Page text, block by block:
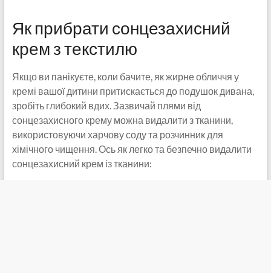
Як прибрати сонцезахисний
крем з текстилю
Якщо ви панікуєте, коли бачите, як жирне обличчя у
кремі вашої дитини притискається до подушок дивана,
зробіть глибокий вдих. Зазвичай плями від
сонцезахисного крему можна видалити з тканини,
використовуючи харчову соду та розчинник для
хімічного чищення. Ось як легко та безпечно видалити
сонцезахисний крем із тканини: